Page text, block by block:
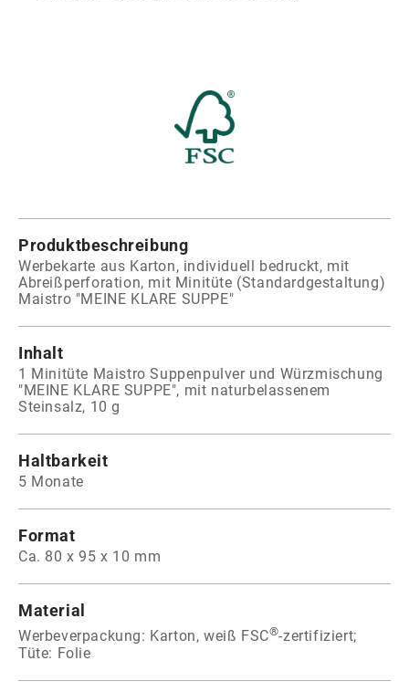
Produktbeschreibung
Werbekarte aus Karton, individuell bedruckt, mit
Abreißperforation, mit Minitüte (Standardgestaltung)
Maistro "MEINE KLARE SUPPE"
Inhalt
1 Minitüte Maistro Suppenpulver und Würzmischung
"MEINE KLARE SUPPE", mit naturbelassenem
Steinsalz, 10 g
Haltbarkeit
5 Monate
Format
Ca. 80 x 95 x 10 mm
Material
Werbeverpackung: Karton, weiß FSC®-zertifiziert;
Tüte: Folie